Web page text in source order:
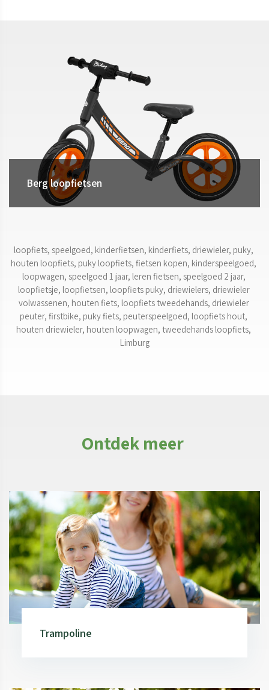
Berg loopfietsen
loopfiets, speelgoed, kinderfietsen, kinderfiets, driewieler, puky,
houten loopfiets, puky loopfiets, fietsen kopen, kinderspeelgoed,
loopwagen, speelgoed 1 jaar, leren fietsen, speelgoed 2 jaar,
loopfietsje, loopfietsen, loopfiets puky, driewielers, driewieler
volwassenen, houten fiets, loopfiets tweedehands, driewieler
peuter, firstbike, puky fiets, peuterspeelgoed, loopfiets hout,
houten driewieler, houten loopwagen, tweedehands loopfiets,
Limburg
Ontdek meer
Trampoline